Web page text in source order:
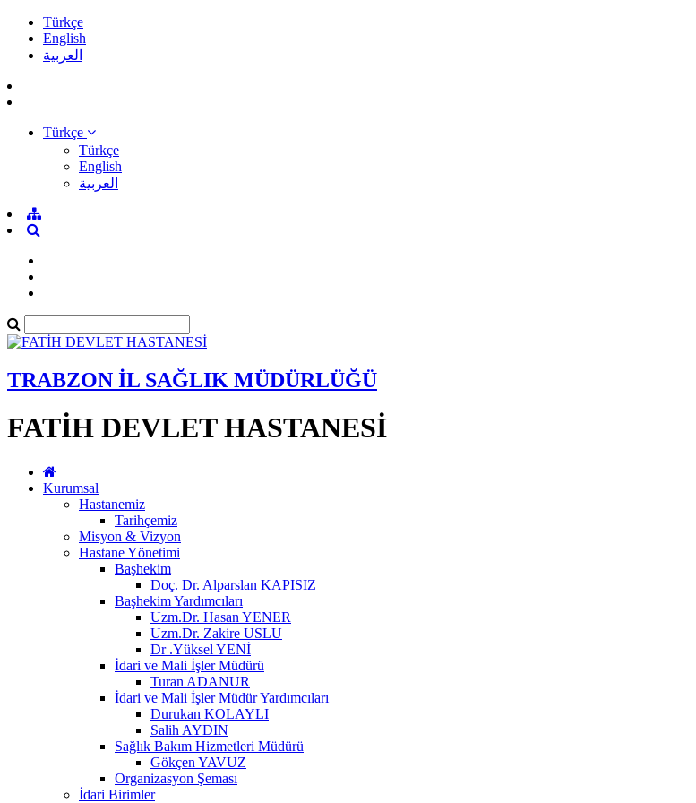
Türkçe
English
العربية
Türkçe
Türkçe
English
العربية
TRABZON İL SAĞLIK MÜDÜRLÜĞÜ
FATİH DEVLET HASTANESİ
Kurumsal
Hastanemiz
Tarihçemiz
Misyon & Vizyon
Hastane Yönetimi
Başhekim
Doç. Dr. Alparslan KAPISIZ
Başhekim Yardımcıları
Uzm.Dr. Hasan YENER
Uzm.Dr. Zakire USLU
Dr .Yüksel YENİ
İdari ve Mali İşler Müdürü
Turan ADANUR
İdari ve Mali İşler Müdür Yardımcıları
Durukan KOLAYLI
Salih AYDIN
Sağlık Bakım Hizmetleri Müdürü
Gökçen YAVUZ
Organizasyon Şeması
İdari Birimler